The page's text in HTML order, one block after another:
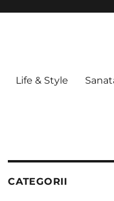
Life & Style
CATEGORII